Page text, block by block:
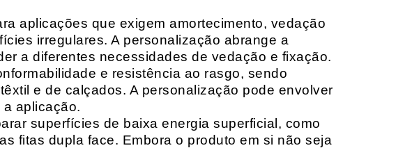
aplicações que exigem amortecimento, vedação
irregulares. A personalização abrange a
a diferentes necessidades de vedação e fixação.
e resistência ao rasgo, sendo
e de calçados. A personalização pode envolver
aplicação.
superfícies de baixa energia superficial, como
fitas dupla face. Embora o produto em si não seja